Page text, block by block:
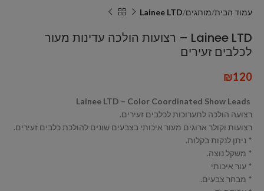
עמוד הבית מותגים Lainee LTD
Lainee LTD – רצועות הולכה עדינות מעור
לכלבים זעירים
₪120
רצועה הולכה לתערוכות לכלבים זעירים.
רצועות וקולר ארוגים מעור איכותי בצבעים שונים להולכת כלבים זעירים.
* ניתן לנקות בקלות.
* משקל נוצה.
* עור איכותי
* מבחר צבעים.